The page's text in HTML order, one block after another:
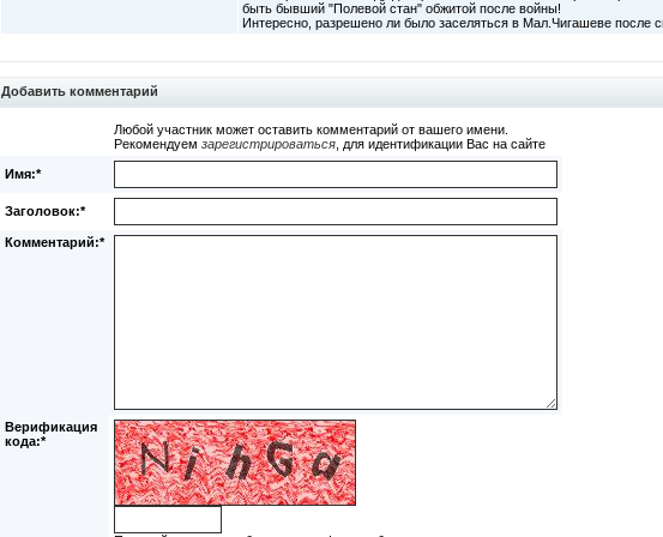
быть бывший "Полевой стан" обжитой после войны!
Интересно, разрешено ли было заселяться в Мал.Чигашеве после
Добавить комментарий
Любой участник может оставить комментарий от вашего имени.
Рекомендуем зарегистрироваться , для идентификации Вас на сайте
Имя:*
Заголовок:*
Комментарий:*
Верификация
кода:*